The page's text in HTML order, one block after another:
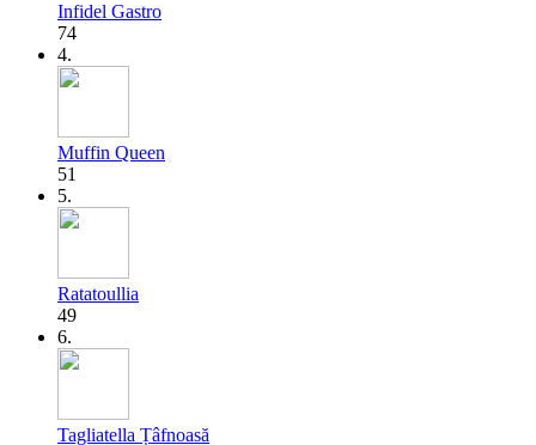
Infidel Gastro
74
4.
Muffin Queen
51
5.
Ratatoullia
49
6.
Tagliatella Țâfnoasă